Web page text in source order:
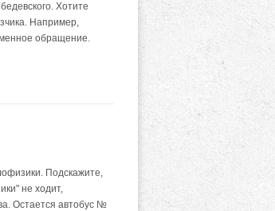
Хотите
Например,
обращение.
Подскажите,
не ходит,
Остается автобус №